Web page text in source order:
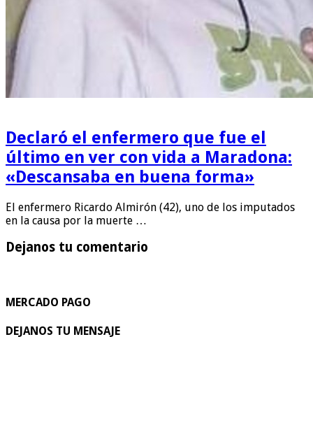
Declaró el enfermero que fue el
último en ver con vida a Maradona:
«Descansaba en buena forma»
El enfermero Ricardo Almirón (42), uno de los imputados
en la causa por la muerte …
Dejanos tu comentario
MERCADO PAGO
DEJANOS TU MENSAJE